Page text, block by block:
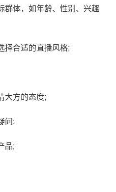
群体，如年龄、性别、兴趣
择合适的直播风格;
大方的态度;
问;
品;